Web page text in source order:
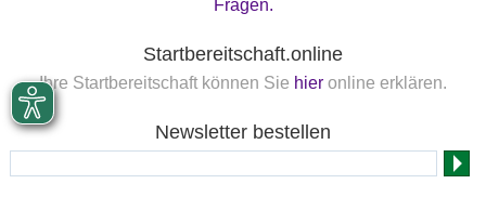
Fragen.
Startbereitschaft.online
Ihre Startbereitschaft können Sie hier online erklären.
Newsletter bestellen